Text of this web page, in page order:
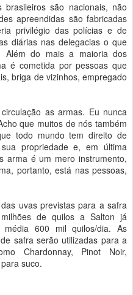
são nacionais, não
apreendidas são fabricadas
privilégio das polícias e de
diárias nas delegacias o que
Além do mais a maioria dos
é cometida por pessoas que
briga de vizinhos, empregado
as armas. Eu nunca
que muitos de nós também
todo mundo tem direito de
propriedade e, em última
arma é um mero instrumento,
portanto, está nas pessoas,
uvas previstas para a safra
de quilos a Salton já
600 mil quilos/dia. As
safra serão utilizadas para a
Chardonnay, Pinot Noir,
suco.